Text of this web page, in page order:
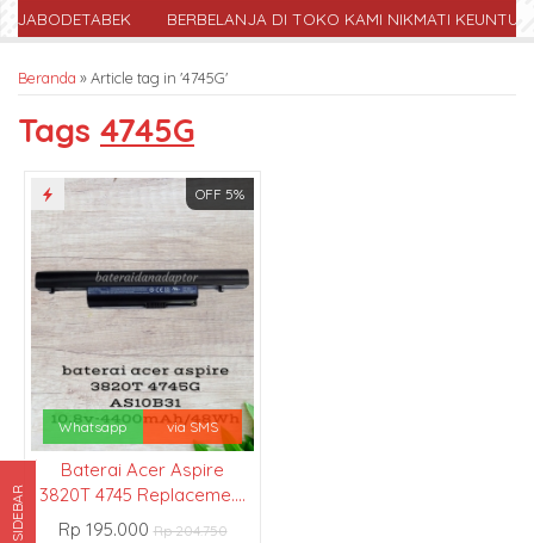
JABODETABEK BERBELANJA DI TOKO KAMI NIKMATI
Beranda »Article tag in '4745G'
Tags 4745G
OFF 5%
Whatsapp via SMS
Baterai Acer Aspire
3820T 4745 Replaceme....
Rp 195.000Rp 204.750
SIDEBAR